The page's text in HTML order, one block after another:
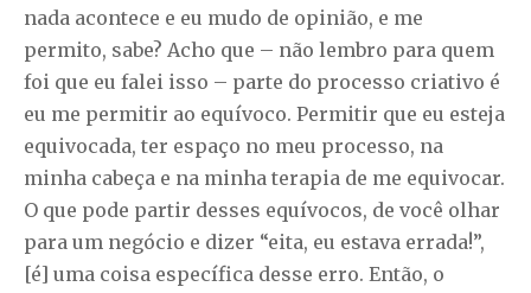
nada acontece e eu mudo de opinião, e me
permito, sabe? Acho que – não lembro para quem
foi que eu falei isso – parte do processo criativo é
eu me permitir ao equívoco. Permitir que eu esteja
equivocada, ter espaço no meu processo, na
minha cabeça e na minha terapia de me equivocar.
O que pode partir desses equívocos, de você olhar
para um negócio e dizer “eita, eu estava errada!”,
[é] uma coisa específica desse erro. Então, o